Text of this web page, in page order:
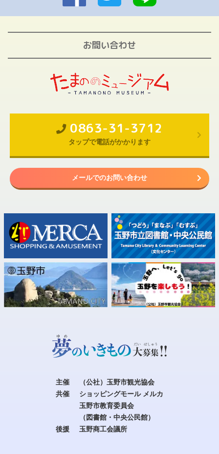
お問い合わせ
0863-31-3712
タップで電話がかかります
メールでのお問い合わせ
主催
（公社）玉野市観光協会
共催
ショッピングモール メルカ
玉野市教育委員会
（図書館・中央公民館）
後援
玉野商工会議所